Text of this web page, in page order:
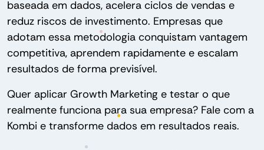
baseada em dados, acelera ciclos de vendas e
reduz riscos de investimento. Empresas que
adotam essa metodologia conquistam vantagem
competitiva, aprendem rapidamente e escalam
resultados de forma previsível.
Quer aplicar Growth Marketing e testar o que
realmente funciona para sua empresa? Fale com a
Kombi e transforme dados em resultados reais.